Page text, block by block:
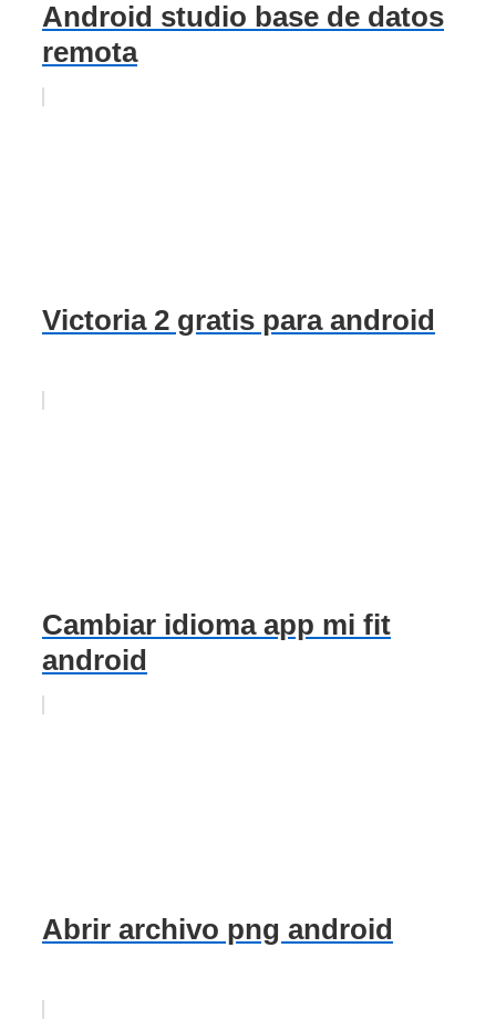
Android studio base de datos
remota
Victoria 2 gratis para android
Cambiar idioma app mi fit
android
Abrir archivo png android